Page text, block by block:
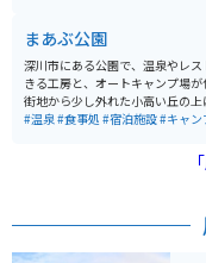
す。デザートも豊富、サッパリと
サンドイッチやチキンライスも
楽しみながら悩みたくなるお店で
まあぶ公園
深川市にある公園で、温泉やレ
きる工房と、オートキャンプ場
街地から少し外れた小高い丘の
景色は絶景です。温泉はこじんま
#温泉#食事処 #宿泊施設#キャン